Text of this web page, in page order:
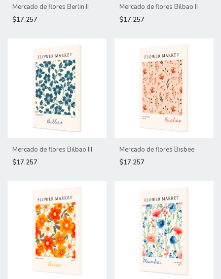
Mercado de flores Berlin II
$17.257
Mercado de flores Bilbao II
$17.257
Mercado de flores Bilbao III
$17.257
Mercado de flores Bisbee
$17.257